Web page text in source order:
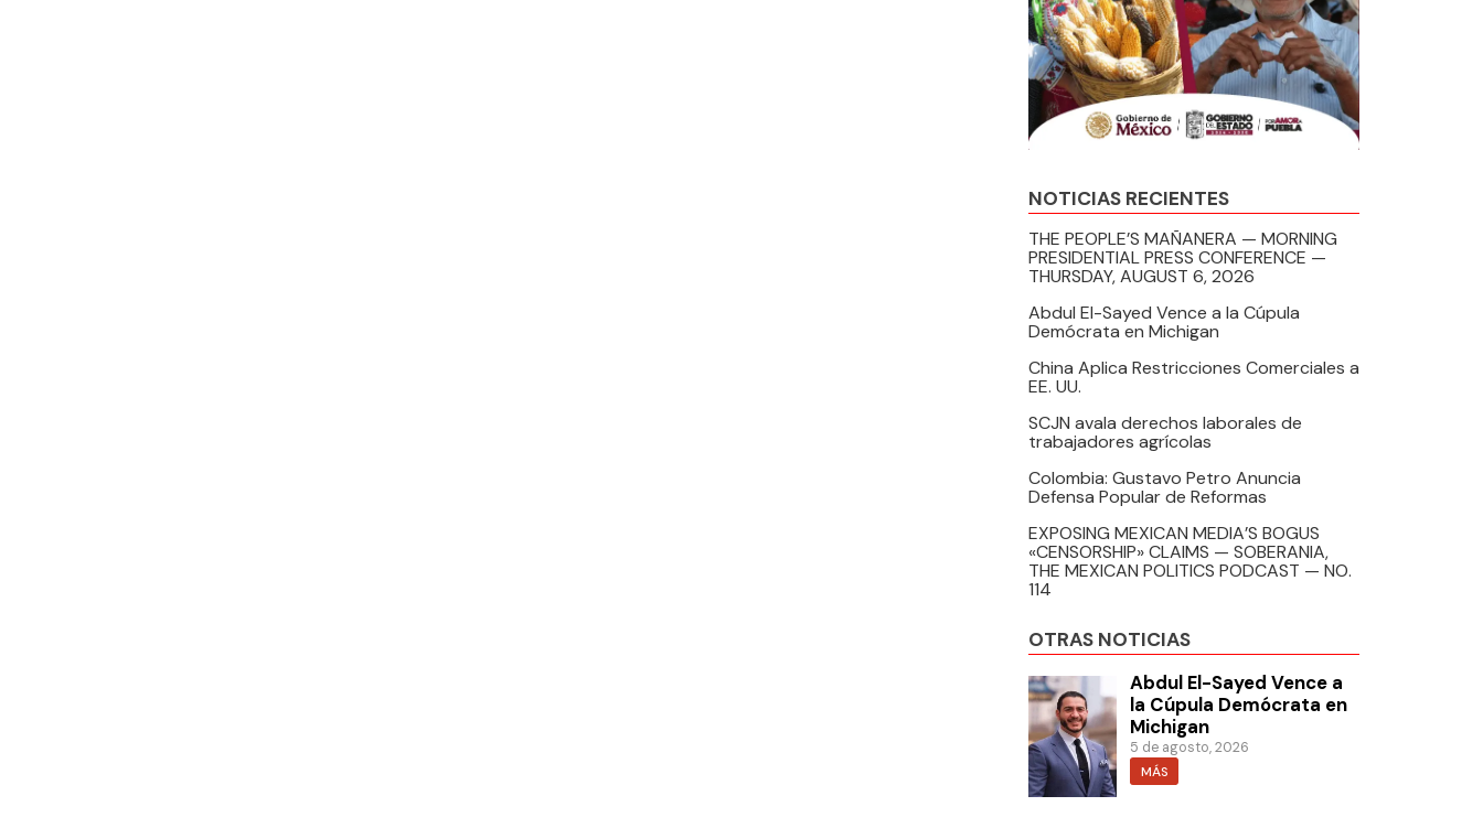
NOTICIAS RECIENTES
THE PEOPLE’S MAÑANERA — MORNING
PRESIDENTIAL PRESS CONFERENCE —
THURSDAY, AUGUST 6, 2026
Abdul El-Sayed Vence a la Cúpula
Demócrata en Michigan
China Aplica Restricciones Comerciales a
EE. UU.
SCJN avala derechos laborales de
trabajadores agrícolas
Colombia: Gustavo Petro Anuncia
Defensa Popular de Reformas
EXPOSING MEXICAN MEDIA’S BOGUS
«CENSORSHIP» CLAIMS — SOBERANIA,
THE MEXICAN POLITICS PODCAST — NO.
114
OTRAS NOTICIAS
Abdul El-Sayed Vence a
la Cúpula Demócrata en
Michigan
5 de agosto, 2026
MÁS